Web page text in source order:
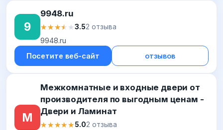
9
9948.ru
★★★★★
★★★★★3.52 отзыва
9948.ru
Посетите веб-сайт
отзывов
М
Межкомнатные и входные двери от
производителя по выгодным ценам -
Двери и Ламинат
★★★★★
★★★★★5.02 отзыва